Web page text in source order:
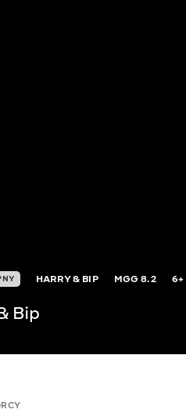
HARRY & BIP MGG8.2 6+
Bip